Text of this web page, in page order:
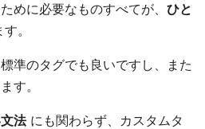
めに必要なものすべてが、 ひと
。
準のタグでも良いですし、また
す。
法にも関わらず、カスタムタ